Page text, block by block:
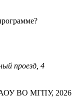
проезд, 4
ВО МГПУ, 2026